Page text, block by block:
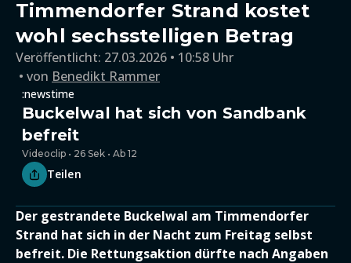
Timmendorfer Strand kostet
wohl sechsstelligen Betrag
Veröffentlicht: 27.03.2026 • 10:58 Uhr
von Benedikt Rammer
:newstime
Buckelwal hat sich von Sandbank
befreit
Videoclip • 26 Sek • Ab 12
Teilen
Der gestrandete Buckelwal am Timmendorfer
Strand hat sich in der Nacht zum Freitag selbst
befreit. Die Rettungsaktion dürfte nach Angaben